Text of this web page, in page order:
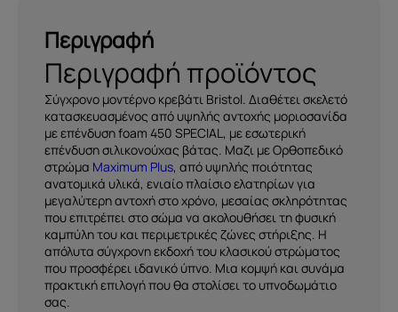
Περιγραφή
Περιγραφή προϊόντος
Σύγχρονο μοντέρνο κρεβάτι Bristol. Διαθέτει σκελετό
κατασκευασμένος από υψηλής αντοχής μοριοσανίδα
με επένδυση foam 450 SPECIAL, με εσωτερική
επένδυση σιλικονούχας βάτας. Μαζι με Ορθοπεδικό
στρώμα Maximum Plus, από υψηλής ποιότητας
ανατομικά υλικά, ενιαίο πλαίσιο ελατηρίων για
μεγαλύτερη αντοχή στο χρόνο, μεσαίας σκληρότητας
που επιτρέπει στο σώμα να ακολουθήσει τη φυσική
καμπύλη του και περιμετρικές ζώνες στήριξης. Η
απόλυτα σύγχρονη εκδοχή του κλασικού στρώματος
που προσφέρει ιδανικό ύπνο. Μια κομψή και συνάμα
πρακτική επιλογή που θα στολίσει το υπνοδωμάτιο
σας.